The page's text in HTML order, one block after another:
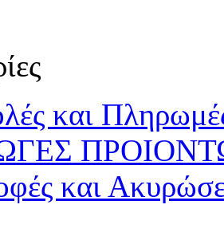
και
και